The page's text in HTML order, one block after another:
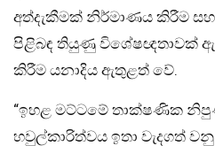
අත්දැකීමක් නිර්මාණය කිරීම
පිළිබඳ තියුණු විශේෂඥතාවක්
කිරීම යනාදිය ඇතුළත් වේ.
“ඉහළ මට්ටමේ තාක්ෂණික
හවුල්කාරිත්වය ඉතා වැදගත්